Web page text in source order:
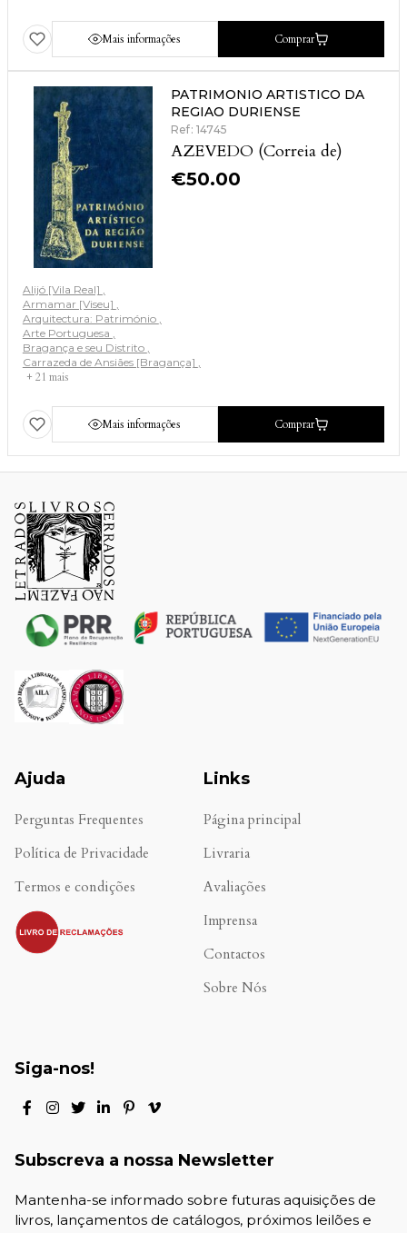
Mais informações Comprar
PATRIMONIO ARTISTICO DA
REGIAO DURIENSE
Ref: 14745
AZEVEDO (Correia de)
€50.00
Alijó [Vila Real]
Armamar [Viseu]
Arquitectura: Património
Arte Portuguesa
Bragança e seu Distrito
Carrazeda de Ansiães [Bragança]
+ 21 mais
Mais informações Comprar
Ajuda
Perguntas Frequentes
Política de Privacidade
Termos e condições
.
Links
Página principal
Livraria
Avaliações
Imprensa
Contactos
Sobre Nós
Siga-nos!
Subscreva a nossa Newsletter
Mantenha-se informado sobre futuras aquisições de
livros, lançamentos de catálogos, próximos leilões e